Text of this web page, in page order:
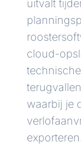
uitvalt
cloud-
waarbij je